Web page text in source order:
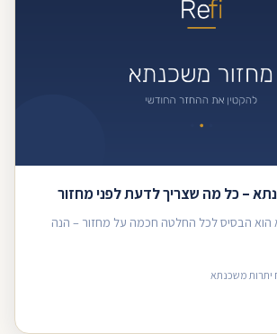
– כל מה שצריך לדעת לפני מחזור
הוא הבסיס לכל החלטה חכמה על מחזור – הנה
יתרות משכנתא